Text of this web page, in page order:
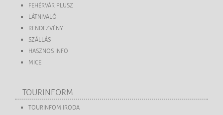
FEHÉRVÁR PLUSZ
LÁTNIVALÓ
RENDEZVÉNY
SZÁLLÁS
HASZNOS INFO
MICE
TOURINFORM
TOURINFOM IRODA